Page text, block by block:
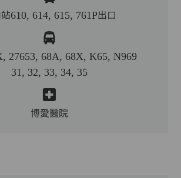
610, 614, 615, 761P出口
27653, 68A, 68X, K65, N969
31, 32, 33, 34, 35
博愛醫院